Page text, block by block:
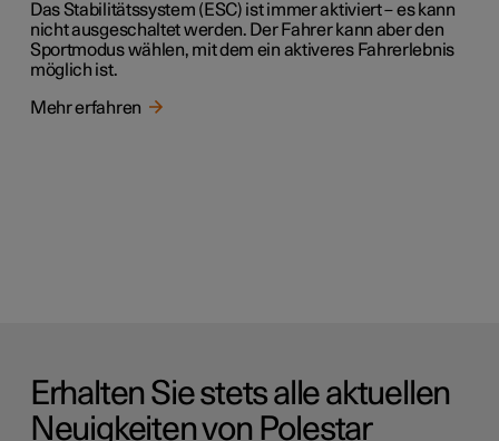
Das Stabilitätssystem (ESC) ist immer aktiviert – es kann
nicht ausgeschaltet werden. Der Fahrer kann aber den
Sportmodus wählen, mit dem ein aktiveres Fahrerlebnis
möglich ist.
Mehr erfahren
Erhalten Sie stets alle aktuellen
Neuigkeiten von Polestar